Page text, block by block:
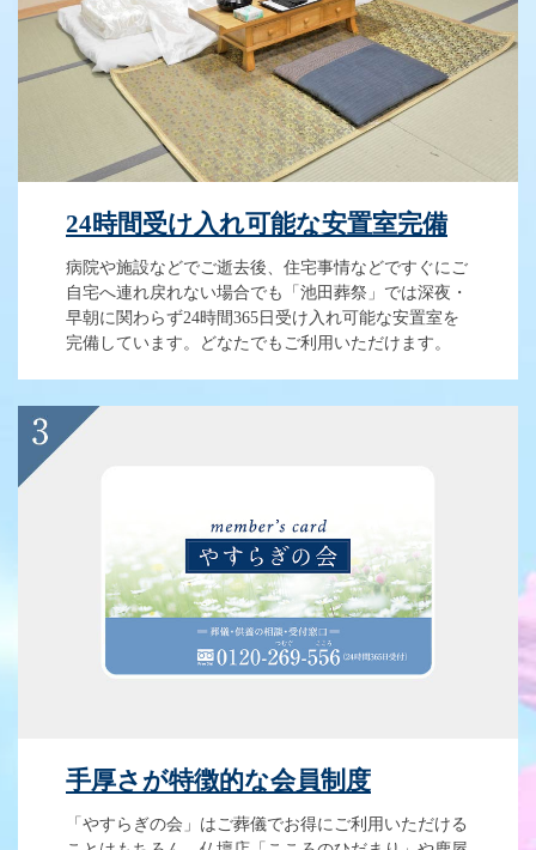
24時間受け入れ可能な安置室完備
病院や施設などでご逝去後、住宅事情などですぐにご
自宅へ連れ戻れない場合でも「池田葬祭」では深夜・
早朝に関わらず24時間365日受け入れ可能な安置室を
完備しています。どなたでもご利用いただけます。
手厚さが特徴的な会員制度
「やすらぎの会」はご葬儀でお得にご利用いただける